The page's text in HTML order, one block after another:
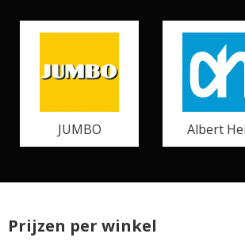
JUMBO Albert
Prijzen per winkel